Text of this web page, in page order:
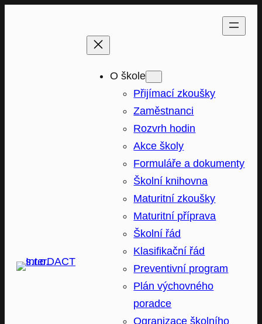
O škole
Přijímací zkoušky
Zaměstnanci
Rozvrh hodin
Akce školy
Formuláře a dokumenty
Školní knihovna
Maturitní zkoušky
Maturitní příprava
Školní řád
Klasifikační řád
Preventivní program
Plán výchovného
poradce
Ogranizace školního